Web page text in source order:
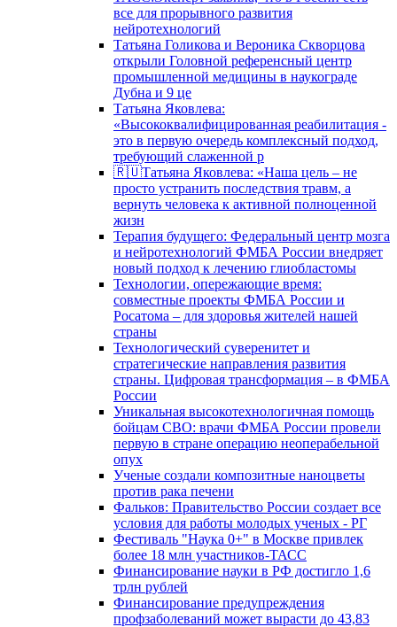
все для прорывного развития
нейротехнологий
Татьяна Голикова и Вероника Скворцова
открыли Головной референсный центр
промышленной медицины в наукограде
Дубна и 9 це
Татьяна Яковлева:
«Высококвалифицированная реабилитация -
это в первую очередь комплексный подход,
требующий слаженной р
🇷🇺Татьяна Яковлева: «Наша цель – не
просто устранить последствия травм, а
вернуть человека к активной полноценной
жизн
Терапия будущего: Федеральный центр мозга
и нейротехнологий ФМБА России внедряет
новый подход к лечению глиобластомы
Технологии, опережающие время:
совместные проекты ФМБА России и
Росатома – для здоровья жителей нашей
страны
Технологический суверенитет и
стратегические направления развития
страны. Цифровая трансформация – в ФМБА
России
Уникальная высокотехнологичная помощь
бойцам СВО: врачи ФМБА России провели
первую в стране операцию неоперабельной
опух
Ученые создали композитные наноцветы
против рака печени
Фальков: Правительство России создает все
условия для работы молодых ученых - РГ
Фестиваль "Наука 0+" в Москве привлек
более 18 млн участников-ТАСС
Финансирование науки в РФ достигло 1,6
трлн рублей
Финансирование предупреждения
профзаболеваний может вырасти до 43,83